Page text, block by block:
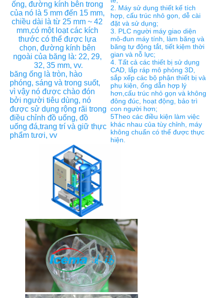
ống, đường kính bên trong
của nó là 5 mm đến 15 mm,
chiều dài là từ 25 mm ~ 42
mm,có một loạt các kích
thước có thể được lựa
chọn, đường kính bên
ngoài của băng là: 22, 29,
32, 35 mm, vv.
băng ống là tròn, hào
phóng, sáng và trong suốt,
vì vậy nó được chào đón
bởi người tiêu dùng, nó
được sử dụng rộng rãi trong
điều chỉnh đồ uống, đồ
uống đá,trang trí và giữ thực
phẩm tươi, vv
2. Máy sử dụng thiết kế tích
hợp, cấu trúc nhỏ gọn, dễ cài
đặt và sử dụng;
3. PLC người máy giao diện
mô-đun máy tính, làm băng và
băng tự động tắt, tiết kiệm thời
gian và nỗ lực;
4. Tất cả các thiết bị sử dụng
CAD, lắp ráp mô phỏng 3D,
sắp xếp các bộ phận thiết bị và
phụ kiện, ống dẫn hợp lý
hơn,cấu trúc nhỏ gọn và không
đông đúc, hoạt động, bảo trì
con người hơn;
5Theo các điều kiện làm việc
khác nhau của tùy chỉnh, máy
không chuẩn có thể được thực
hiện.